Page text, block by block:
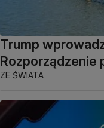
Trump
Rozporządzenie
ZE ŚWIATA